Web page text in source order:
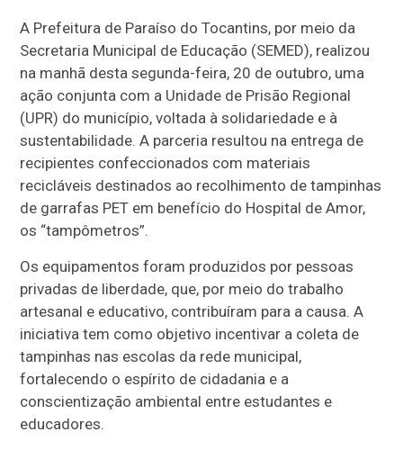
A Prefeitura de Paraíso do Tocantins, por meio da
Secretaria Municipal de Educação (SEMED), realizou
na manhã desta segunda-feira, 20 de outubro, uma
ação conjunta com a Unidade de Prisão Regional
(UPR) do município, voltada à solidariedade e à
sustentabilidade. A parceria resultou na entrega de
recipientes confeccionados com materiais
recicláveis destinados ao recolhimento de tampinhas
de garrafas PET em benefício do Hospital de Amor,
os “tampômetros”.
Os equipamentos foram produzidos por pessoas
privadas de liberdade, que, por meio do trabalho
artesanal e educativo, contribuíram para a causa. A
iniciativa tem como objetivo incentivar a coleta de
tampinhas nas escolas da rede municipal,
fortalecendo o espírito de cidadania e a
conscientização ambiental entre estudantes e
educadores.